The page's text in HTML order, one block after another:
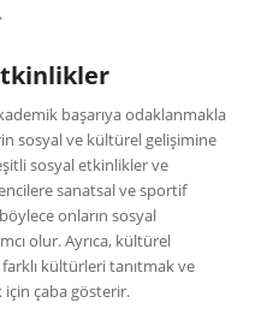
başarıya odaklanmakla
sosyal ve kültürel gelişimine
sosyal etkinlikler ve
sanatsal ve sportif
onların sosyal
olur. Ayrıca, kültürel
kültürleri tanıtmak ve
için çaba gösterir.